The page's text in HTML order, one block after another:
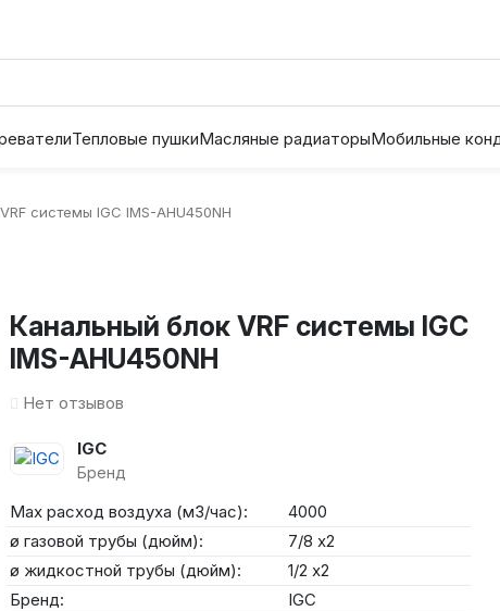
Тепловые пушкиМасляные радиаторыМобильные
системы IGC IMS-AHU450NH
Канальный блок VRF системы IGC
IMS-AHU450NH
Нет отзывов
IGC
Бренд
Max расход воздуха (м3/час):
4000
ø газовой трубы (дюйм):
7/8 х2
ø жидкостной трубы (дюйм):
1/2 х2
Бренд:
IGC